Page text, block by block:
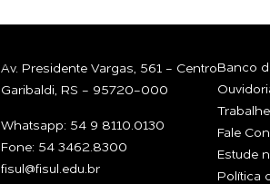
Av. Presidente Vargas, 561 - Centro
Garibaldi, RS - 95720-000
Whatsapp: 54 9 8110.0130
Fone: 54 3462.8300
fisul@fisul.edu.br
Banco
Fale
Estude
Política